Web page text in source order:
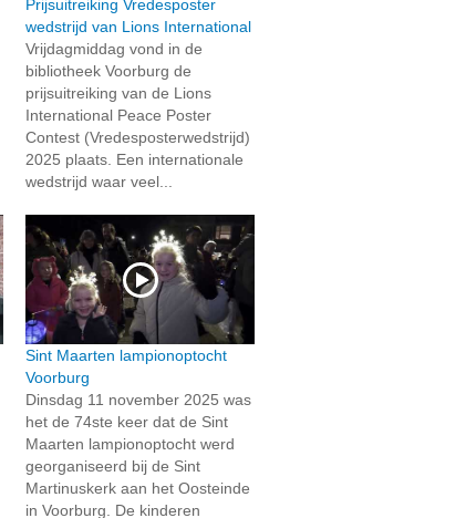
Prijsuitreiking Vredesposter
wedstrijd van Lions International
Vrijdagmiddag vond in de
bibliotheek Voorburg de
prijsuitreiking van de Lions
International Peace Poster
Contest (Vredesposterwedstrijd)
2025 plaats. Een internationale
wedstrijd waar veel...
Sint Maarten lampionoptocht
Voorburg
Dinsdag 11 november 2025 was
het de 74ste keer dat de Sint
Maarten lampionoptocht werd
georganiseerd bij de Sint
Martinuskerk aan het Oosteinde
in Voorburg. De kinderen